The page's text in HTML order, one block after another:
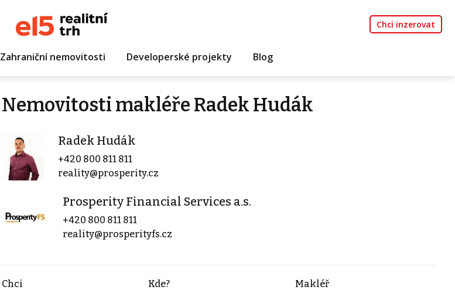
Chci inzerovat
Zahraniční nemovitosti Developerské projekty Blog
Nemovitosti makléře Radek Hudák
Radek Hudák
+420 800 811 811
reality@prosperity.cz
Prosperity Financial Services a.s.
+420 800 811 811
reality@prosperityfs.cz
Chci Kde? Makléř